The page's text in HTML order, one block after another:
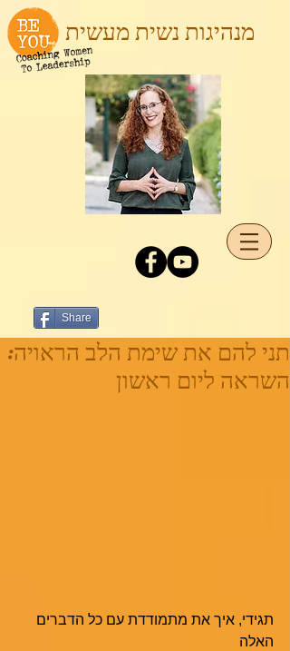
מנהיגות נשית מעשית
Share
תני להם את שימת הלב הראויה:
השראה ליום ראשון
תגידי, איך את מתמודדת עם כל הדברים
האלה